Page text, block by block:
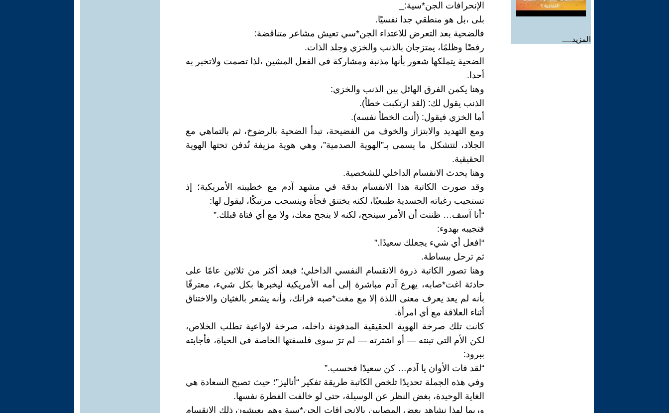
المزيد.....
الإنحرافات الجن*سية:_
بلى ،بل هو منطقي جدا نفسيًا.
فالضحية بعد التعرض للاعتداء الجن*سي تعيش مشاعر متناقضة:
رفضًا وظلمًا، يمتزجان بالذنب والخزي وجلد الذات.
الضحية يتملكها شعور بأنها مذنبة ومشاركة في الفعل المشين ،لذا تصمت ولاتخبر به
أحدا.
وهنا يكمن الفرق الهائل بين الذنب والخزي:
الذنب يقول لك: (لقد ارتكبت خطأ).
أما الخزي فيقول: (أنت الخطأ نفسه).
ومع التهديد والابتزاز والخوف من الفضيحة، تبدأ الضحية بالرضوخ، ثم بالتماهي مع
الجلاد، لتتشكل ما يسمى بـ”الهوية الصدمية”، وهي هوية مزيفة تُدفن تحتها الهوية
الحقيقية.
وهنا يحدث الانقسام الداخلي للشخصية.
وقد صورت الكاتبة هذا الانقسام بدقة في مشهد آدم مع خطيبته الأمريكية؛ إذ
تستجيب رغباته الجسدية طبيعيًا، لكنه يختنق فجأة وينسحب مرتبكًا، ليقول لها:
“أنا آسف… ظننت أن الأمر سينجح، لكنه لا ينجح معك، ولا مع أي فتاة قبلك.”
فتجيبه بهدوء:
“افعل أي شيء يجعلك سعيدًا.”
ثم ترحل ببساطة.
وهنا تصور الكاتبة ذروة الانقسام النفسي الداخلي؛ فبعد أكثر من ثلاثين عامًا على
حادثة اغت*صابه، يهرع آدم مباشرة إلى أمه الأمريكية ليخبرها بكل شيء، معترفًا
بأنه لم يعد يعرف معنى اللذة إلا مع مغت*صبه فرانك، وأنه يشعر بالغثيان والاختناق
أثناء العلاقة مع أي امرأة.
كانت تلك صرخة الهوية الحقيقية المدفونة داخله، صرخة لاواعية تطلب الخلاص،
لكن الأم التي تبنته — أو اشترته — لم ترَ سوى فلسفتها الخاصة في الحياة، فأجابته
ببرود:
“لقد فات الأوان يا آدم… كن سعيدًا فحسب.”
وفي هذه الجملة تحديدًا تلخص الكاتبة طريقة تفكير “أناليز”؛ حيث تصبح السعادة هي
الغاية الوحيدة، بغض النظر عن الوسيلة، حتى لو خالفت الفطرة نفسها.
وربما لهذا نشاهد بعض المصابين بالانحرافات الجن*سية وهم يعيشون ذلك الانقسام